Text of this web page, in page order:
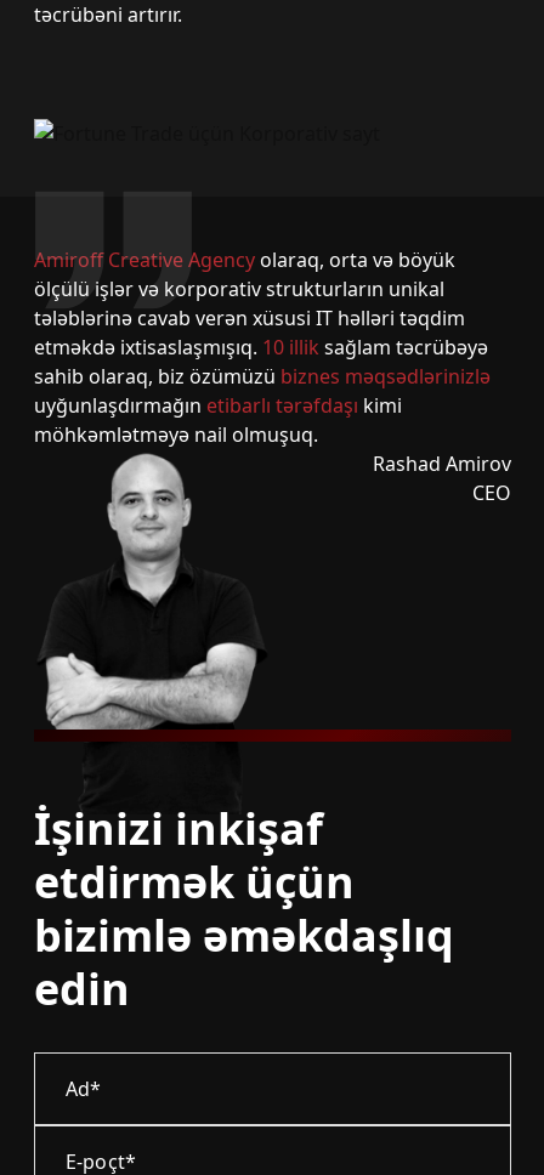
təcrübəni artırır.
Amiroff Creative Agencyolaraq, orta və böyük
ölçülü işlər və korporativ strukturların unikal
tələblərinə cavab verən xüsusi IT həlləri təqdim
etməkdə ixtisaslaşmışıq. 10 illik sağlam təcrübəyə
sahib olaraq, biz özümüzü biznes məqsədlərinizlə
uyğunlaşdırmağın etibarlı tərəfdaşı kimi
möhkəmlətməyə nail olmuşuq.
Rashad Amirov
CEO
İşinizi inkişaf
etdirmək üçün
bizimlə əməkdaşlıq
edin